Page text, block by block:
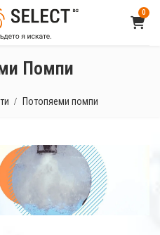
0
Помпи
Потопяеми помпи